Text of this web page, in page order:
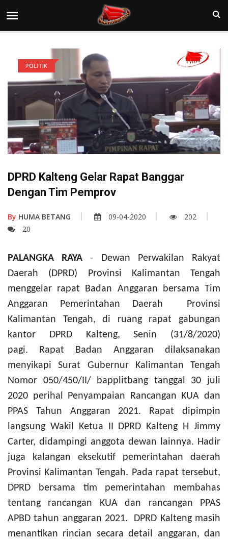
POLITIK
DPRD Kalteng Gelar Rapat Banggar
Dengan Tim Pemprov
By HUMA BETANG 09-04-2020
202
20
PALANGKA RAYA - Dewan Perwakilan Rakyat
Daerah (DPRD) Provinsi Kalimantan Tengah
menggelar rapat Badan Anggaran bersama Tim
Anggaran Pemerintahan Daerah Provinsi
Kalimantan Tengah, di ruang rapat gabungan
kantor DPRD Kalteng, Senin (31/8/2020)
pagi. Rapat Badan Anggaran dilaksanakan
menyikapi Surat Gubernur Kalimantan Tengah
Nomor 050/450/II/ bapplitbang tanggal 30 juli
2020 perihal Penyampaian Rancangan KUA dan
PPAS Tahun Anggaran 2021. Rapat dipimpin
langsung Wakil Ketua II DPRD Kalteng H Jimmy
Carter, didampingi anggota dewan lainnya. Hadir
juga kalangan eksekutif pemerintahan daerah
Provinsi Kalimantan Tengah. Pada rapat tersebut,
DPRD bersama tim pemerintahan membahas
tentang rancangan KUA dan rancangan PPAS
APBD tahun anggaran 2021. DPRD Kalteng masih
menantikan rincian secara detail anggaran, dan